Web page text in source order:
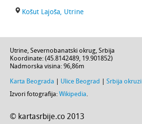
Košut Lajoša, Utrine
Utrine, Severnobanatski okrug, Srbija
Koordinate: (45.8142489, 19.901852)
Nadmorska visina: 96,86m
Karta Beograda Ulice Beograd
Srbija okruzi
Izvori fotografija: Wikipedia.
© kartasrbije.co 2013